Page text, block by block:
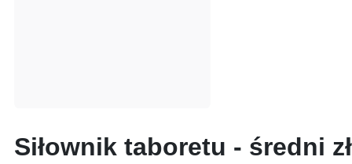
Siłownik taboretu - średni